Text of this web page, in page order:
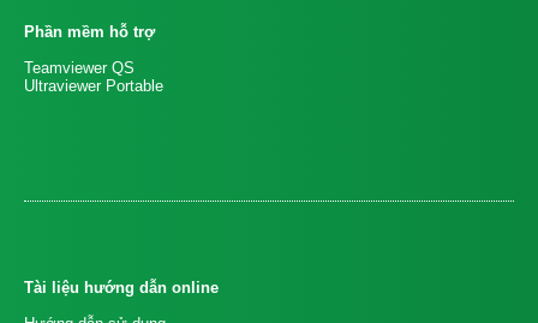
Phần mềm hỗ trợ
Teamviewer QS
Ultraviewer Portable
Tài liệu hướng dẫn online